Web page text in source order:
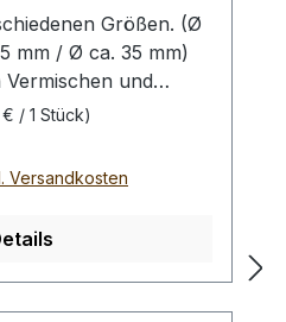
Größen. (Ø
mm / Ø ca. 35 mm)
Vermischen und
oder Finish auf
Auswahlliste:
ca. 15 mm
geeignet für
10 Wollpinsel
für die Fläche) Bei
/ 1 Stück)
Versandkosten